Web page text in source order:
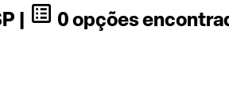
| 0 opções